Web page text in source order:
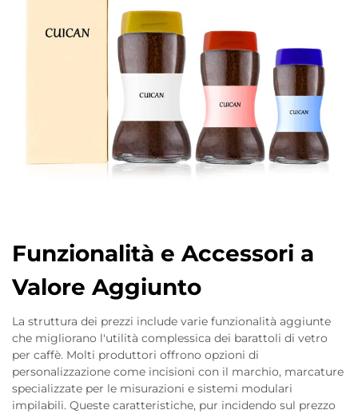
Funzionalità e Accessori a
Valore Aggiunto
La struttura dei prezzi include varie funzionalità aggiunte
che migliorano l'utilità complessica dei barattoli di vetro
per caffè. Molti produttori offrono opzioni di
personalizzazione come incisioni con il marchio, marcature
specializzate per le misurazioni e sistemi modulari
impilabili. Queste caratteristiche, pur incidendo sul prezzo